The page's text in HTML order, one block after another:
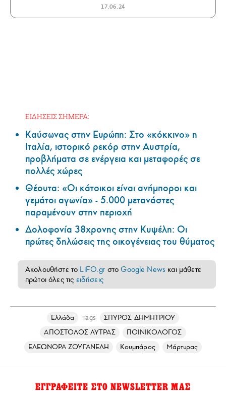
17.06.24
ΕΙΔΗΣΕΙΣ ΣΗΜΕΡΑ:
Καύσωνας στην Ευρώπη: Στο «κόκκινο» η
Ιταλία, ιστορικό ρεκόρ στην Αυστρία,
προβλήματα σε ενέργεια και μεταφορές σε
πολλές χώρες
Θέουτα: «Οι κάτοικοι είναι ανήμποροι και
γεμάτοι αγωνία» - 5.000 μετανάστες
παραμένουν στην περιοχή
Δολοφονία 38χρονης στην Κυψέλη: Οι
πρώτες δηλώσεις της οικογένειας του θύματος
Ακολουθήστε το LiFO.gr στοGoogle News και μάθετε
πρώτοι όλες τις ειδήσεις
Ελλάδα Tags
ΣΠΥΡΟΣ ΔΗΜΗΤΡΙΟΥ
ΑΠΟΣΤΟΛΟΣ ΛΥΤΡΑΣ
ΠΟΙΝΙΚΟΛΟΓΟΣ
ΕΛΕΩΝΟΡΑ ΖΟΥΓΑΝΕΛΗ
Κουμπάρος Μάρτυρας
ΕΓΓΡΑΦΕΙΤΕ ΣΤΟ NEWSLETTER ΜΑΣ